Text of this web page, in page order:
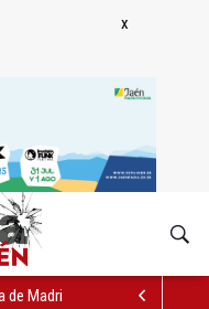
de Madrid contará con 3,2